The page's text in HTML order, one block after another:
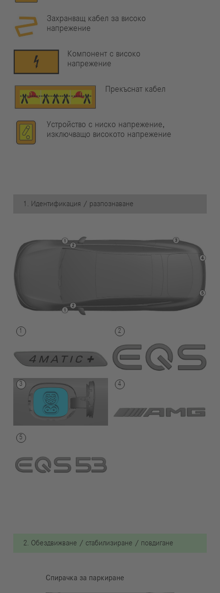
Захранващ кабел за високо
напрежение
Компонент с високо
напрежение
Прекъснат кабел
Устройство с ниско напрежение,
изключващо високото напрежение
1. Идентификация / разпознаване
2. Обездвижване / стабилизиране / повдигане
Спирачка за паркиране